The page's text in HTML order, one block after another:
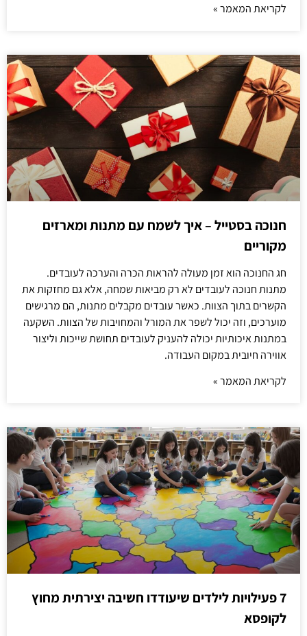
לקריאת המאמר »
חנוכה בסטייל – איך לשמח עם מתנות ומארזים
מקוריים
חג החנוכה הוא זמן מעולה להראות הכרה והערכה לעובדים.
מתנות חנוכה לעובדים לא רק מביאות שמחה, אלא גם מחזקות את
הקשרים בתוך הצוות. כאשר עובדים מקבלים מתנות, הם מרגישים
מוערכים, וזה יכול לשפר את המורל והמחויבות של הצוות. השקעה
במתנות איכותיות יכולה להעניק לעובדים תחושת שייכות וליצור
אווירה חיובית במקום העבודה.
לקריאת המאמר »
7 פעילויות לילדים שיעודדו חשיבה יצירתית מחוץ
לקופסא